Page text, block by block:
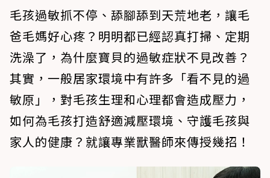
毛孩過敏抓不停、舔腳舔到天荒地老，讓毛
爸毛媽好心疼？明明都已經認真打掃、定期
洗澡了，為什麼寶貝的過敏症狀不見改善？
其實，一般居家環境中有許多「看不見的過
敏原」，對毛孩生理和心理都會造成壓力，
如何為毛孩打造舒適減壓環境、守護毛孩與
家人的健康？就讓專業獸醫師來傳授幾招！